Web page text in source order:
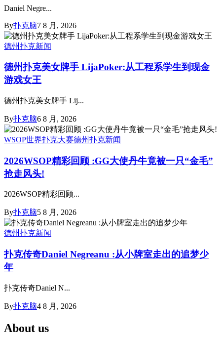
Daniel Negre...
By扑克脑7 8 月, 2026
德州扑克新闻
德州扑克美女牌手 LijaPoker:从工程系学生到现金
游戏女王
德州扑克美女牌手 Lij...
By扑克脑6 8 月, 2026
WSOP世界扑克大赛德州扑克新闻
2026WSOP精彩回顾 :GG大使丹牛竟被一只“金毛”
抢走风头!
2026WSOP精彩回顾...
By扑克脑5 8 月, 2026
德州扑克新闻
扑克传奇Daniel Negreanu :从小牌室走出的追梦少
年
扑克传奇Daniel N...
By扑克脑4 8 月, 2026
About us